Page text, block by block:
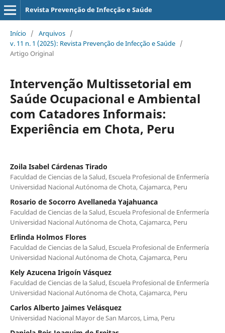
Revista Prevenção de Infecção e Saúde
Início / Arquivos /
v. 11 n. 1 (2025): Revista Prevenção de Infecção e Saúde /
Artigo Original
Intervenção Multissetorial em
Saúde Ocupacional e Ambiental
com Catadores Informais:
Experiência em Chota, Peru
Zoila Isabel Cárdenas Tirado
Faculdad de Ciencias de la Salud, Escuela Profesional de Enfermería
Universidad Nacional Autónoma de Chota, Cajamarca, Peru
Rosario de Socorro Avellaneda Yajahuanca
Faculdad de Ciencias de la Salud, Escuela Profesional de Enfermería
Universidad Nacional Autónoma de Chota, Cajamarca, Peru
Erlinda Holmos Flores
Faculdad de Ciencias de la Salud, Escuela Profesional de Enfermería
Universidad Nacional Autónoma de Chota, Cajamarca, Peru
Kely Azucena Irigoín Vásquez
Faculdad de Ciencias de la Salud, Escuela Profesional de Enfermería
Universidad Nacional Autónoma de Chota, Cajamarca, Peru
Carlos Alberto Jaimes Velásquez
Universidad Nacional Mayor de San Marcos, Lima, Peru